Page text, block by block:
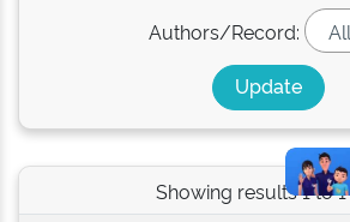
Authors/Record:
Showing results 1 to 1